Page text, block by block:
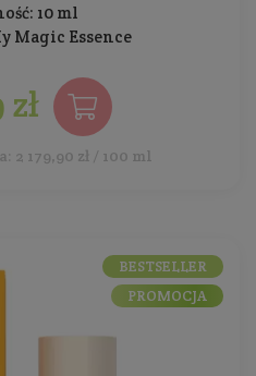
10 ml
Magic Essence
2 179,90 zł / 100 ml
BESTSELLER
PROMOCJA